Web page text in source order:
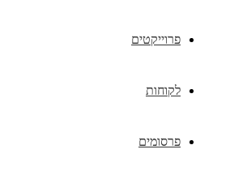
פרוייקטים
לקוחות
פרסומים